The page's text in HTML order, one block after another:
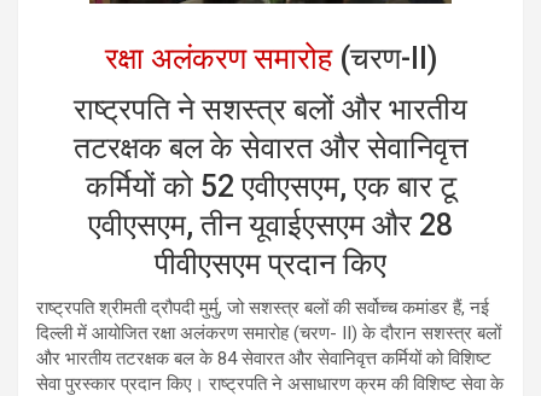
रक्षा अलंकरण समारोह(चरण-II)
राष्ट्रपति ने सशस्त्र बलों और भारतीय
तटरक्षक बल के सेवारत और सेवानिवृत्त
कर्मियों को 52 एवीएसएम, एक बार टू
एवीएसएम, तीन यूवाईएसएम और 28
पीवीएसएम प्रदान किए
राष्ट्रपति श्रीमती द्रौपदी मुर्मु, जो सशस्त्र बलों की सर्वोच्च कमांडर हैं, नई
दिल्ली में आयोजित रक्षा अलंकरण समारोह (चरण- II) के दौरान सशस्त्र बलों
और भारतीय तटरक्षक बल के 84 सेवारत और सेवानिवृत्त कर्मियों को विशिष्ट
सेवा पुरस्कार प्रदान किए। राष्ट्रपति ने असाधारण क्रम की विशिष्ट सेवा के